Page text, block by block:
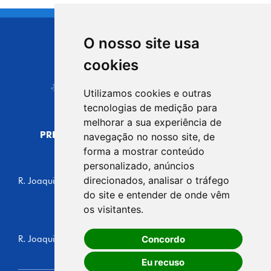
O nosso site usa
cookies
Utilizamos cookies e outras
tecnologias de medição para
melhorar a sua experiência de
navegação no nosso site, de
forma a mostrar conteúdo
personalizado, anúncios
direcionados, analisar o tráfego
do site e entender de onde vêm
os visitantes.
Concordo
Eu recuso
CIDADE DE
Carapicuíba
PREFEITURA MUNICIPAL DE CARAPICUÍBA
CNPJ: 44.892.693/0001-40
CENTRO ADMINISTRATIVO
R. Joaquim das Neves, 211 - Vila Caldas, Carapicuíba/SP
CEP: 06310-030, Brasil
Telefone: 4164-5500
GABINETE DO PREFEITO
R. Joaquim das Neves, 205 - Vila Caldas, Carapicuíba/SP
CEP: 06310-030, Brasil